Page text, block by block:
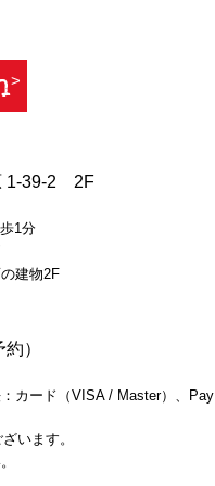
1-39-2 2F
1分
建物2F
）
カード（VISA / Master）、
います。